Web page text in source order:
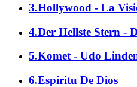
3.Hollywood - La
4.Der Hellste Stern -
5.Komet - Udo
6.Espiritu De Dios